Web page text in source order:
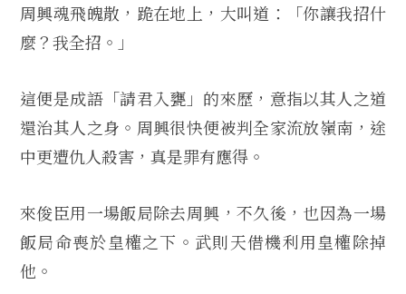
周興魂飛魄散，跪在地上，大叫道：「你讓我招什
麼？我全招。」
這便是成語「請君入甕」的來歷，意指以其人之道
還治其人之身。周興很快便被判全家流放嶺南，途
中更遭仇人殺害，真是罪有應得。
來俊臣用一場飯局除去周興，不久後，也因為一場
飯局命喪於皇權之下。武則天借機利用皇權除掉
他。